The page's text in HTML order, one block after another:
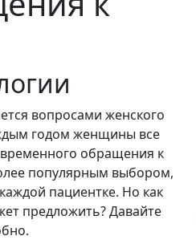
вопросами женского
годом женщины все
обращения к
популярным выбором,
пациентке. Но как
предложить? Давайте